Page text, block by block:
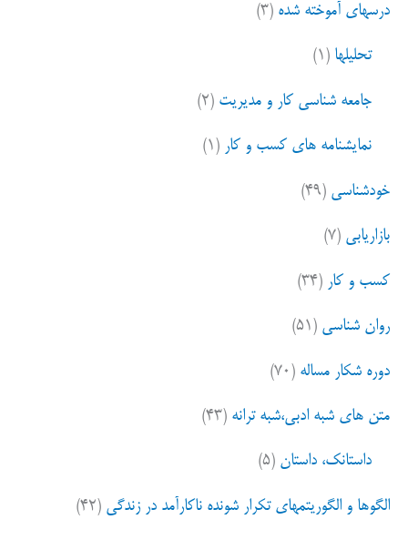
ادرسهای آموخته شده (۳)
تحلیلها (۱)
جامعه شناسی کار و مدیریت (۲)
نمایشنامه های کسب و کار (۱)
خودشناسی (۴۹)
بازاریابی (۷)
کسب و کار (۳۴)
روان شناسی (۵۱)
دوره شکار مساله (۷۰)
متن های شبه ادبی،شبه ترانه (۴۳)
داستانک، داستان (۵)
الگوها و الگوریتمهای تکرار شونده ناکارآمد در زندگی (۴۲)